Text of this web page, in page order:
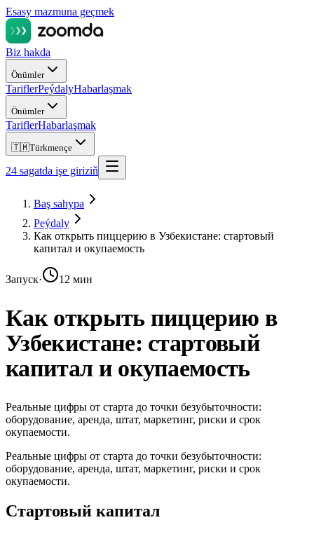
Esasy mazmuna geçmek
Biz hakda
Önümler
TariflerPeýdalyHabarlaşmak
Önümler
TariflerHabarlaşmak
🇹🇲Türkmençe
24 sagatda işe giriziň
Baş sahypa
Peýdaly
Как открыть пиццерию в Узбекистане: стартовый
капитал и окупаемость
Запуск· 12 мин
Как открыть пиццерию в
Узбекистане: стартовый
капитал и окупаемость
Реальные цифры от старта до точки безубыточности:
оборудование, аренда, штат, маркетинг, риски и срок
окупаемости.
Реальные цифры от старта до точки безубыточности:
оборудование, аренда, штат, маркетинг, риски и срок
окупаемости.
Стартовый капитал